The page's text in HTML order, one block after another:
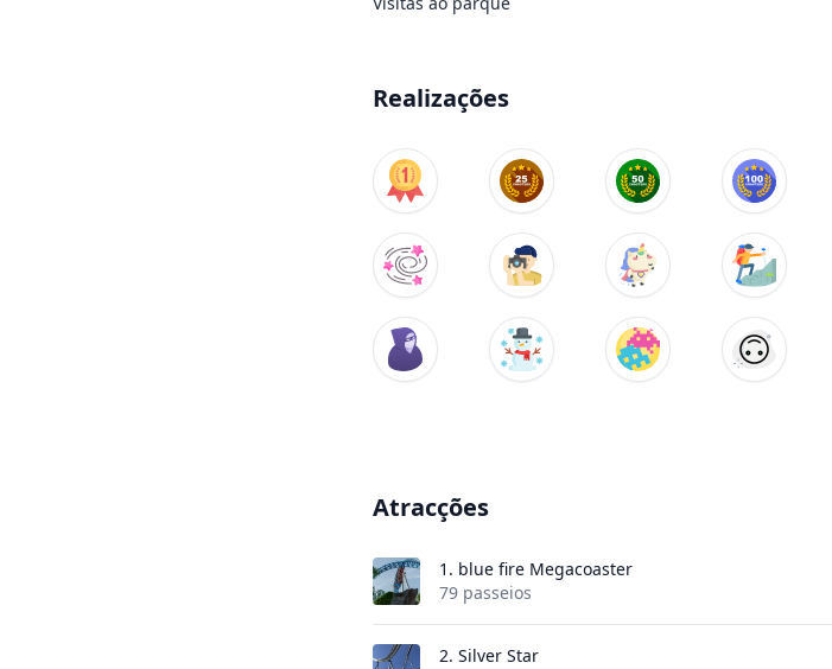
Realizações
Atracções
1. blue fire Megacoaster
79 passeios
2. Silver Star